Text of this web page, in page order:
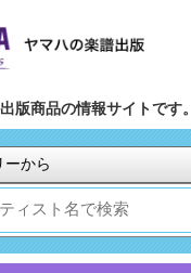
版商品の情報サイトです。